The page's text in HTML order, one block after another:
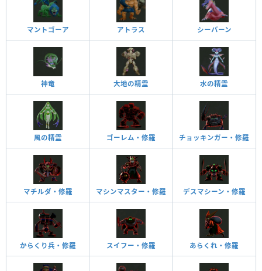
マントゴーア アトラス シーバーン
神竜 大地の精霊 水の精霊
風の精霊 ゴーレム・修羅 チョッキンガー・修羅
マチルダ・修羅 マシンマスター・修羅 デスマシーン・修羅
からくり兵・修羅 スイフー・修羅 あらくれ・修羅